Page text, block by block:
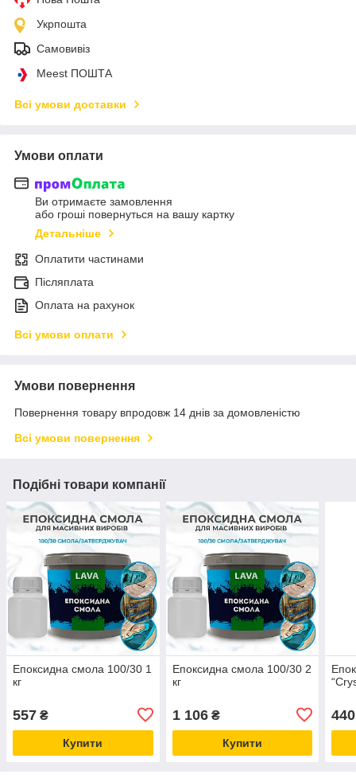
Укрпошта
Самовивіз
Meest ПОШТА
Всі умови доставки
Умови оплати
Ви отримаєте замовлення
або гроші повернуться на вашу картку
Детальніше
Оплатити частинами
Післяплата
Оплата на рахунок
Всі умови оплати
Умови повернення
Повернення товару впродовж 14 днів за домовленістю
Всі умови повернення
Подібні товари компанії
Епоксидна смола 100/30 1
кг
557 ₴
Купити
Епоксидна смола 100/30 2
кг
1 106₴
Купити
440